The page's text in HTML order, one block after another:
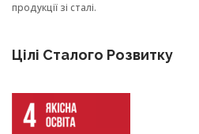
продукції зі сталі.
Цілі Сталого Розвитку